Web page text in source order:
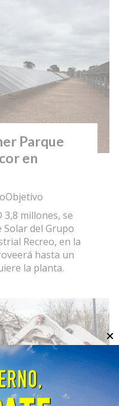
Parque
en
3,8 millones, se
del Grupo
Recreo, en la
hasta un
la planta.